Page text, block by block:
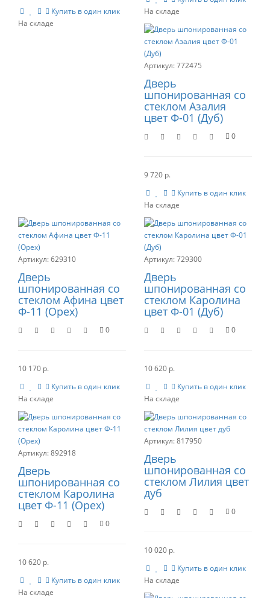
Купить в один клик
772475
Дверь
шпонированная со
стеклом Азалия
цвет Ф-01 (Дуб)
0
9 720 р.
Купить в один клик
629310
Дверь
шпонированная со
стеклом Афина цвет
Ф-11 (Орех)
0
10 170 р.
Купить в один клик
729300
Дверь
шпонированная со
стеклом Каролина
цвет Ф-01 (Дуб)
0
10 620 р.
Купить в один клик
892918
Дверь
шпонированная со
стеклом Каролина
цвет Ф-11 (Орех)
0
10 620 р.
Купить в один клик
817950
Дверь
шпонированная со
стеклом Лилия цвет
дуб
0
10 020 р.
Купить в один клик